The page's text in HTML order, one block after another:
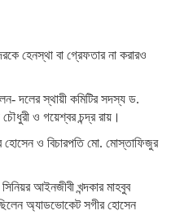
হেনস্থা বা গ্রেফতার না করারও
দলের স্থায়ী কমিটির সদস্য ড.
ও গয়েশ্বর চন্দ্র রায়।
হোসেন ও বিচারপতি মো. মোস্তাফিজুর
আইনজীবী খন্দকার মাহবুব
অ্যাডভোকেট সগীর হোসেন